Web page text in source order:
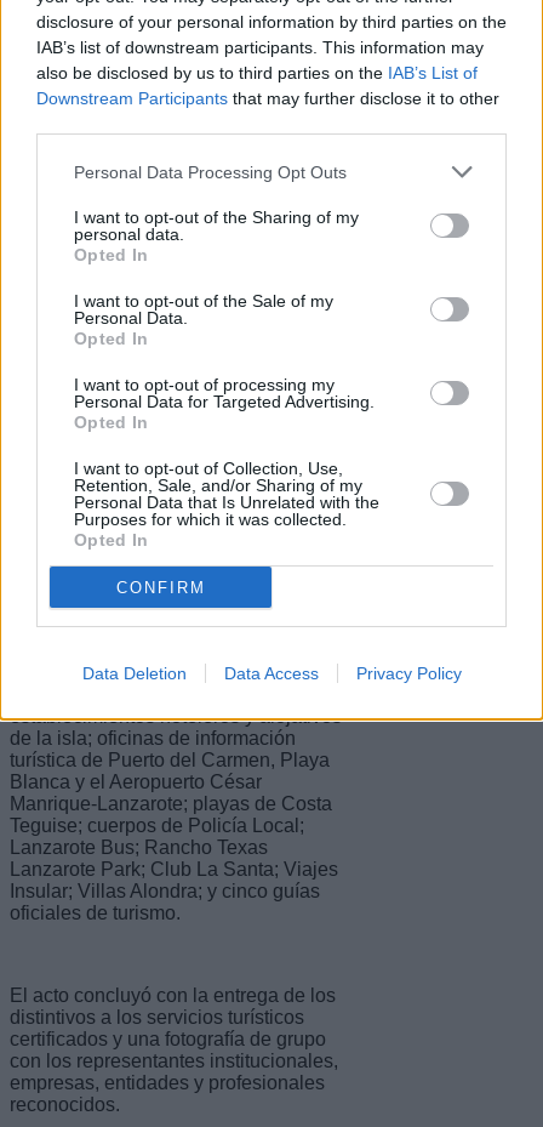
disclosure of your personal information by third parties on the
IAB’s list of downstream participants. This information may
also be disclosed by us to third parties on the IAB’s List of
Downstream Participants that may further disclose it to other
Personal Data Processing Opt Outs
I want to opt-out of the Sharing of my
personal data.
Opted In
I want to opt-out of the Sale of my
Personal Data.
Opted In
I want to opt-out of processing my
Personal Data for Targeted Advertising.
Opted In
I want to opt-out of Collection, Use,
Retention, Sale, and/or Sharing of my
Personal Data that Is Unrelated with the
Purposes for which it was collected.
Opted In
CONFIRM
Data Deletion Data Access Privacy Policy
Asimismo, destacó que "desde SPEL-
Turismo Lanzarote entendemos este
tipo de certificaciones como una
herramienta estratégica para reforzar la
competitividad del destino, elevar los
estándares de servicio y acompañar al
sector en su adaptación a las nuevas
Los distintivos entregados este año
corresponden a una amplia
insular, incluyendo establecimientos
alojativos, alojamientos rurales, centros
de interés turístico, playas, oficinas de
viajes, empresas de alquiler de
vehículos, comercios, cafeterías,
servicios de seguridad ciudadana,
parques temáticos, transporte turístico y
guías oficiales de turismo.
Entre los servicios reconocidos figuran
Aloe Plus Lanzarote, con siete
certificaciones; CACT Lanzarote, con
trece certificaciones correspondientes
restaurantes y cafeterías; CICAR, Autos
establecimientos hoteleros y alojativos
de la isla; oficinas de información
turística de Puerto del Carmen, Playa
Blanca y el Aeropuerto César
Manrique-Lanzarote; playas de Costa
Teguise; cuerpos de Policía Local;
Lanzarote Bus; Rancho Texas
Lanzarote Park; Club La Santa; Viajes
Insular; Villas Alondra; y cinco guías
oficiales de turismo.
El acto concluyó con la entrega de los
distintivos a los servicios turísticos
certificados y una fotografía de grupo
con los representantes institucionales,
empresas, entidades y profesionales
reconocidos.